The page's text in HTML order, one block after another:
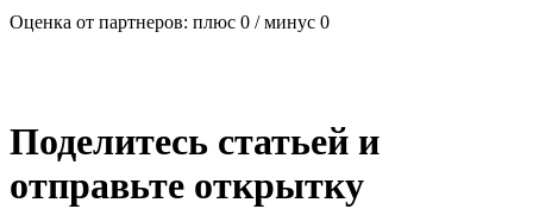
Оценка от партнеров: плюс 0 / минус 0
Поделитесь статьей и
отправьте открытку